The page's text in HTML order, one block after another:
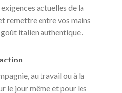
actuelles de la
remettre entre vos mains
italien authentique .
au travail ou à la
le jour même et pour les